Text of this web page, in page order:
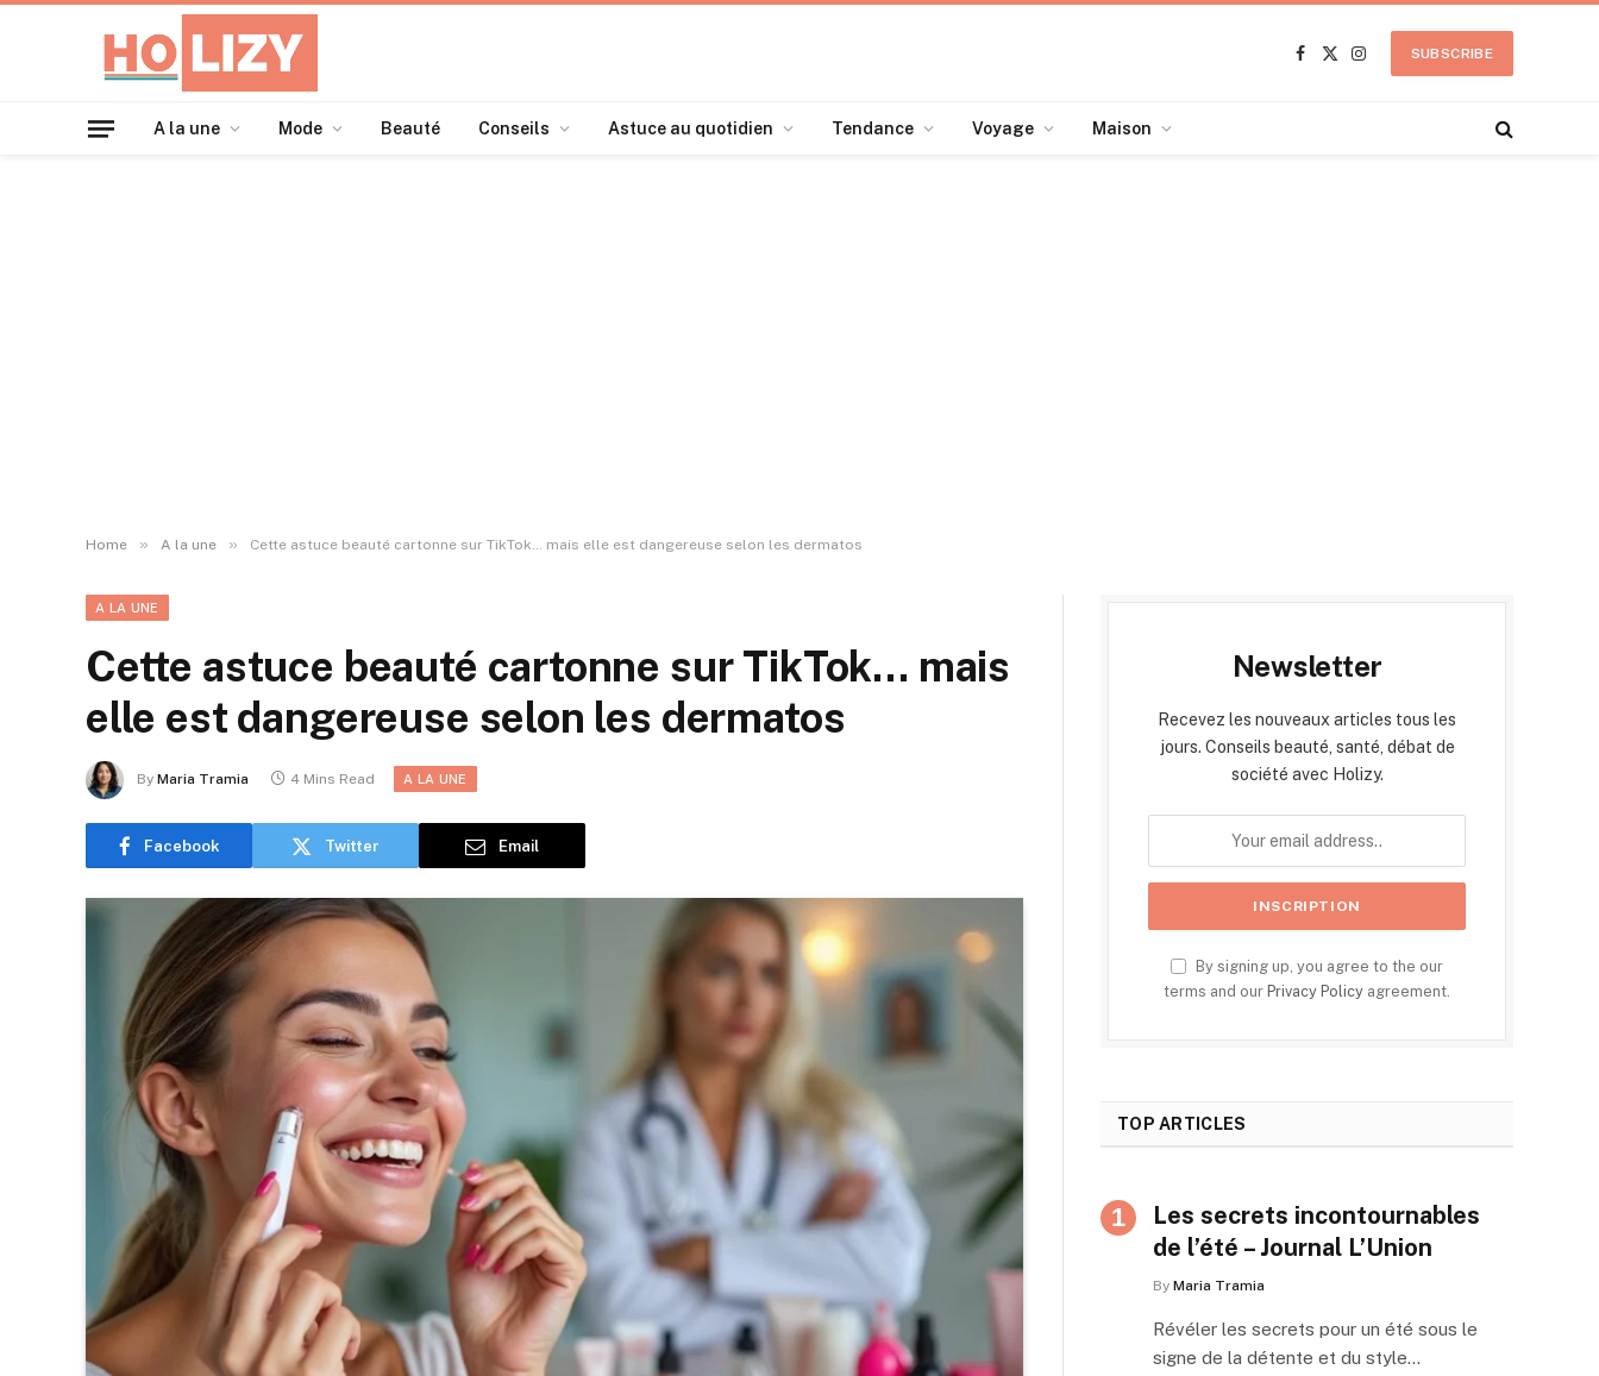
Facebook
X
Instagram
SUBSCRIBE
A la une Mode Beauté Conseils Astuce au quotidien Tendance Voyage Maison
Home » A la une » Cette astuce beauté cartonne sur TikTok… mais elle est dangereuse selon les dermatos
A LA UNE
Cette astuce beauté cartonne sur TikTok… mais
elle est dangereuse selon les dermatos
By Maria Tramia 4 Mins Read A LA UNE
Facebook Twitter Email
Newsletter
Recevez les nouveaux articles tous les
jours. Conseils beauté, santé, débat de
société avec Holizy.
By signing up, you agree to the our
terms and our Privacy Policy agreement.
TOP ARTICLES
Les secrets incontournables
de l’été – Journal L’Union
By Maria Tramia
Révéler les secrets pour un été sous le
signe de la détente et du style…